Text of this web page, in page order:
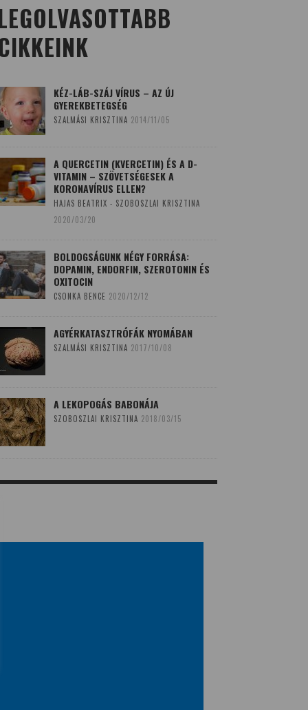
KÉZ-LÁB-SZÁJ VÍRUS – AZ ÚJ
GYEREKBETEGSÉG
SZALMÁSI KRISZTINA 2014/11/05
A QUERCETIN (KVERCETIN) ÉS A D-
VITAMIN – SZÖVETSÉGESEK A
KORONAVÍRUS ELLEN?
HAJAS BEATRIX - SZOBOSZLAI KRISZTINA
2020/03/20
BOLDOGSÁGUNK NÉGY FORRÁSA:
DOPAMIN, ENDORFIN, SZEROTONIN ÉS
OXITOCIN
CSONKA BENCE 2020/12/12
AGYÉRKATASZTRÓFÁK NYOMÁBAN
SZALMÁSI KRISZTINA 2017/10/08
A LEKOPOGÁS BABONÁJA
SZOBOSZLAI KRISZTINA 2018/03/15